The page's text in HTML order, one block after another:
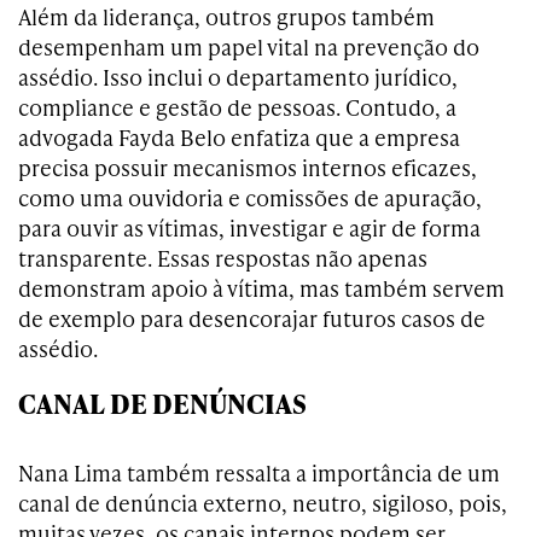
Além da liderança, outros grupos também
desempenham um papel vital na prevenção do
assédio. Isso inclui o departamento jurídico,
compliance e gestão de pessoas. Contudo, a
advogada Fayda Belo enfatiza que a empresa
precisa possuir mecanismos internos eficazes,
como uma ouvidoria e comissões de apuração,
para ouvir as vítimas, investigar e agir de forma
transparente. Essas respostas não apenas
demonstram apoio à vítima, mas também servem
de exemplo para desencorajar futuros casos de
assédio.
CANAL DE DENÚNCIAS
Nana Lima também ressalta a importância de um
canal de denúncia externo, neutro, sigiloso, pois,